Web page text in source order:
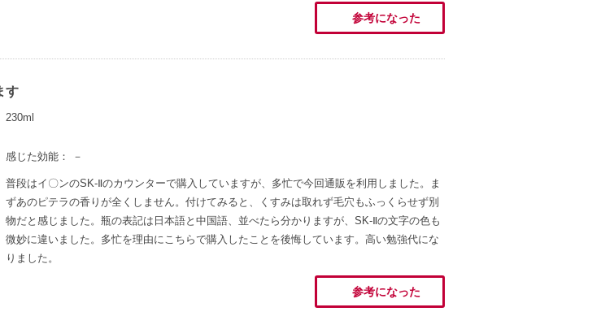
参考になった
す
230ml
感じた効能： －
普段はイ〇ンのSK-Ⅱのカウンターで購入していますが、多忙で今回通販を利用しました。ま
ずあのピテラの香りが全くしません。付けてみると、くすみは取れず毛穴もふっくらせず別
物だと感じました。瓶の表記は日本語と中国語、並べたら分かりますが、SK-Ⅱの文字の色も
微妙に違いました。多忙を理由にこちらで購入したことを後悔しています。高い勉強代にな
りました。
参考になった